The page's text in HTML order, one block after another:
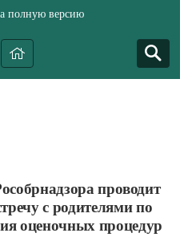
полную версию
проводит
с родителями по
оценочных процедур